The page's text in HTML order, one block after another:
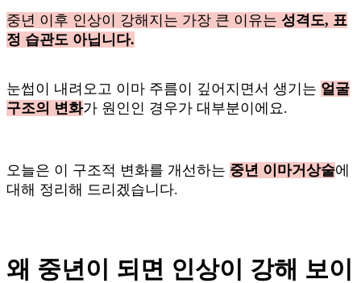
중년 이후 인상이 강해지는 가장 큰 이유는 성격도, 표
정 습관도 아닙니다.
눈썹이 내려오고 이마 주름이 깊어지면서 생기는 얼굴
구조의 변화가 원인인 경우가 대부분이에요.
오늘은 이 구조적 변화를 개선하는 중년 이마거상술에
대해 정리해 드리겠습니다.
왜 중년이 되면 인상이 강해 보이